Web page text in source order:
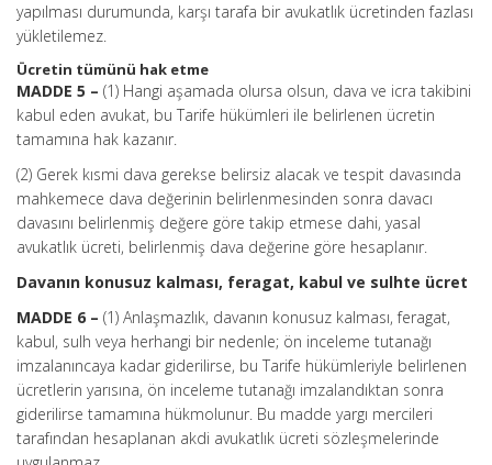
yapılması durumunda, karşı tarafa bir avukatlık ücretinden fazlası
yükletilemez.
Ücretin tümünü hak etme
MADDE 5 – (1) Hangi aşamada olursa olsun, dava ve icra takibini
kabul eden avukat, bu Tarife hükümleri ile belirlenen ücretin
tamamına hak kazanır.
(2) Gerek kısmi dava gerekse belirsiz alacak ve tespit davasında
mahkemece dava değerinin belirlenmesinden sonra davacı
davasını belirlenmiş değere göre takip etmese dahi, yasal
avukatlık ücreti, belirlenmiş dava değerine göre hesaplanır.
Davanın konusuz kalması, feragat, kabul ve sulhte ücret
MADDE 6 – (1) Anlaşmazlık, davanın konusuz kalması, feragat,
kabul, sulh veya herhangi bir nedenle; ön inceleme tutanağı
imzalanıncaya kadar giderilirse, bu Tarife hükümleriyle belirlenen
ücretlerin yarısına, ön inceleme tutanağı imzalandıktan sonra
giderilirse tamamına hükmolunur. Bu madde yargı mercileri
tarafından hesaplanan akdi avukatlık ücreti sözleşmelerinde